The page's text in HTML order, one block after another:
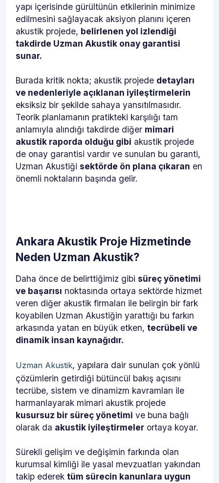
yapı içerisinde gürültünün etkilerinin minimize
edilmesini sağlayacak aksiyon planını içeren
akustik projede, belirlenen yol izlendiği
takdirde Uzman Akustik onay garantisi
sunar.
Burada kritik nokta; akustik projede detayları
ve nedenleriyle açıklanan iyileştirmelerin
eksiksiz bir şekilde sahaya yansıtılmasıdır.
Teorik planlamanın pratikteki karşılığı tam
anlamıyla alındığı takdirde diğer mimari
akustik raporda olduğu gibi akustik projede
de onay garantisi vardır ve sunulan bu garanti,
Uzman Akustiği sektörde ön plana çıkaran en
önemli noktaların başında gelir.
Ankara Akustik Proje Hizmetinde
Neden Uzman Akustik?
Daha önce de belirttiğimiz gibi süreç yönetimi
ve başarısı noktasında ortaya sektörde hizmet
veren diğer akustik firmaları ile belirgin bir fark
koyabilen Uzman Akustiğin yarattığı bu farkın
arkasında yatan en büyük etken, tecrübeli ve
dinamik insan kaynağıdır.
Uzman Akustik, yapılara dair sunulan çok yönlü
çözümlerin getirdiği bütüncül bakış açısını
tecrübe, sistem ve dinamizm kavramları ile
harmanlayarak mimari akustik projede
kusursuz bir süreç yönetimi ve buna bağlı
olarak da akustik iyileştirmeler ortaya koyar.
Sürekli gelişim ve değişimin farkında olan
kurumsal kimliği ile yasal mevzuatları yakından
takip ederek tüm sürecin kanunlara uygun